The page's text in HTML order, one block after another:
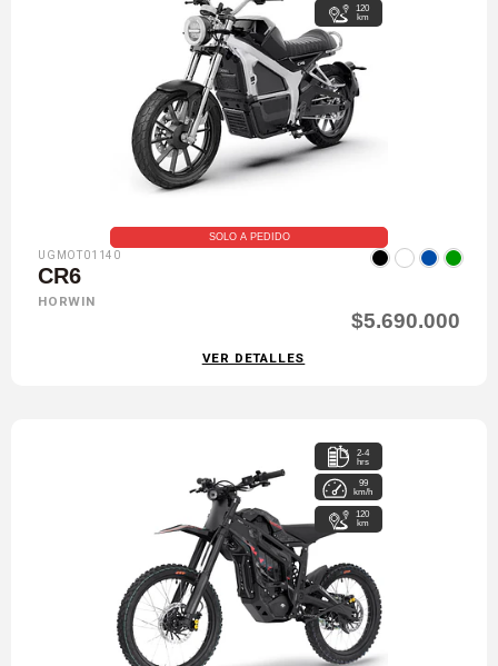
120
km
SOLO A PEDIDO
UGMOT01140
CR6
HORWIN
$5.690.000
VER DETALLES
2-4
hrs
99
km/h
120
km